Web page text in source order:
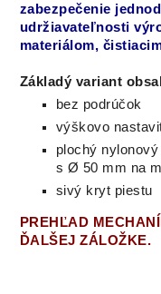
zabezpečenie
udržiavateľnosti
materiálom,
Základý variant
bez podrúčok
výškovo
plochý
s Ø 50 mm na
sivý kryt piestu
PREHĽAD
ĎALŠEJ ZÁLOŽKE.